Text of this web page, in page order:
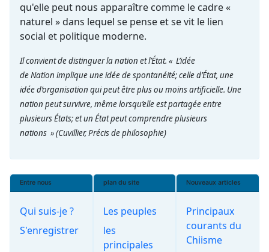
qu'elle peut nous apparaître comme le cadre «
naturel » dans lequel se pense et se vit le lien
social et politique moderne.
Il convient de distinguer la nation et l’État. « L’idée
de Nation implique une idée de spontanéité; celle d’État, une
idée d’organisation qui peut être plus ou moins artificielle. Une
nation peut survivre, même lorsqu’elle est partagée entre
plusieurs États; et un État peut comprendre plusieurs
nations »(Cuvillier, Précis de philosophie)
Entre nous
Qui suis-je ?
S'enregistrer
plan du site
Les peuples
les
principales
Nouveaux articles
Principaux
courants du
Chiisme